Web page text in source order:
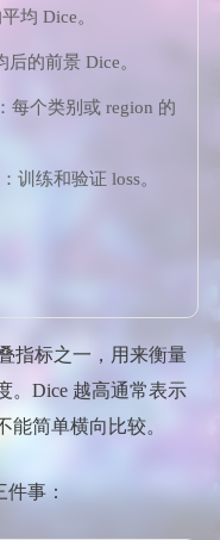
均 Dice。
后的前景 Dice。
：每个类别或 region 的
：训练和验证 loss。
指标之一，用来衡量
。Dice 越高通常表示
简单横向比较。
事：